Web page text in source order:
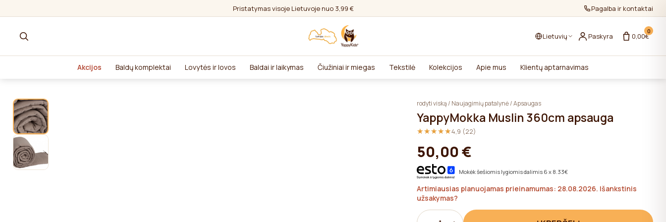
Pristatymas visoje Lietuvoje nuo 3,99 € Pagalba ir kontaktai
Lietuvių Paskyra
0
0,00€
Akcijos Baldų komplektai Lovytės ir lovos Baldai ir laikymas Čiužiniai ir miegas Tekstilė Kolekcijos Apie mus Klientų aptarnavimas
rodyti viską/ Naujagimių patalynė/Apsaugas
YappyMokka Muslin 360cm apsauga
★★★★★
★★★★★4,9 (22)
50,00 €
Mokėk šešiomis lygiomis dalimis 6 x 8.33€
Artimiausias planuojamas prieinamumas: 28.08.2026. Išankstinis
užsakymas?